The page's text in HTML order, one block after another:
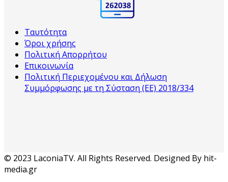
Ταυτότητα
Όροι χρήσης
Πολιτική Απορρήτου
Επικοινωνία
Πολιτική Περιεχομένου και Δήλωση
Συμμόρφωσης με τη Σύσταση (ΕΕ) 2018/334
© 2023 LaconiaTV. All Rights Reserved. Designed By hit-
media.gr